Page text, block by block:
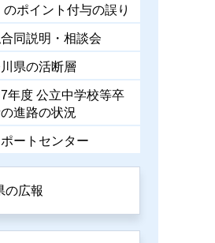
のポイント付与の誤り
同説明・相談会
県の活断層
年度 公立中学校等卒
進路の状況
ートセンター
の広報